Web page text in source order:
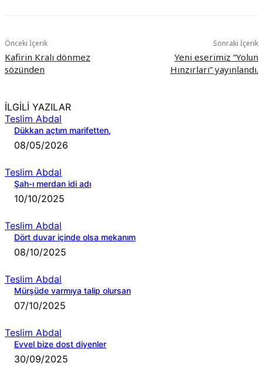
Önceki İçerik
Kafirin Kralı dönmez
sözünden
Sonraki İçerik
Yeni eserimiz “Yolun
Hınzırları” yayınlandı.
İLGİLİ YAZILAR
Teslim Abdal
Dükkan açtım marifetten,
08/05/2026
Teslim Abdal
Şah-ı merdan idi adı
10/10/2025
Teslim Abdal
Dört duvar içinde olsa mekanım
08/10/2025
Teslim Abdal
Mürşüde varmıya talip olursan
07/10/2025
Teslim Abdal
Evvel bize dost diyenler
30/09/2025